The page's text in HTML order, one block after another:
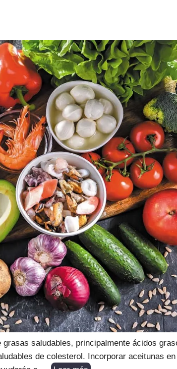
saludables, principalmente ácidos
de colesterol. Incorporar aceitunas